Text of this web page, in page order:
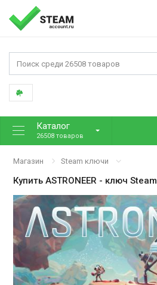
Каталог
26508 товаров
Магазин Steam ключи
КупитьASTRONEER - ключ Steam